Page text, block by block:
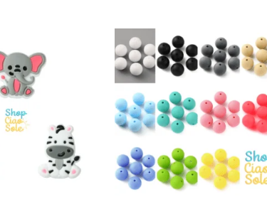
producto
múltiples
variantes.
opciones